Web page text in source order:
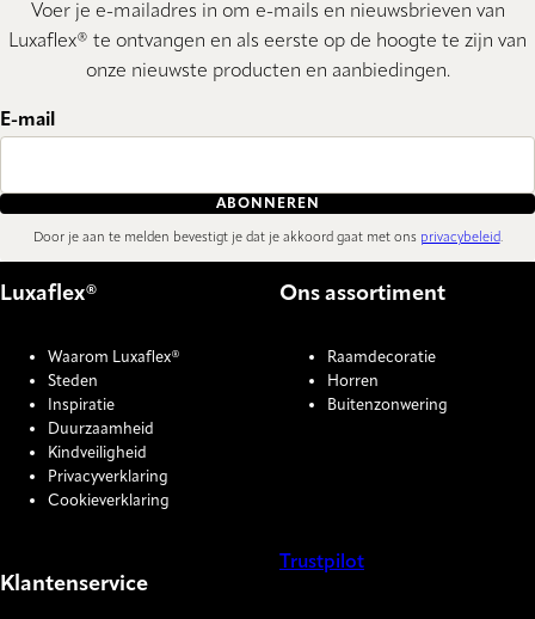
Voer je e-mailadres in om e-mails en nieuwsbrieven van
Luxaflex® te ontvangen en als eerste op de hoogte te zijn van
onze nieuwste producten en aanbiedingen.
E-mail
ABONNEREN
Door je aan te melden bevestigt je dat je akkoord gaat met ons privacybeleid.
Luxaflex®
Waarom Luxaflex®
Steden
Inspiratie
Duurzaamheid
Kindveiligheid
Privacyverklaring
Cookieverklaring
Ons assortiment
Raamdecoratie
Horren
Buitenzonwering
Klantenservice
Trustpilot